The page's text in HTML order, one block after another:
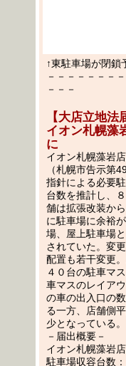
↑東駐車場が閉
－－－－－－－
－－－
【大店立地
イオン札幌藻
に
イオン札幌藻岩
（札幌市告示第
指針による必要
台数を推計し、
舗は拡張改装か
に駐車場に余裕
場、屋上駐車場
されていた。変
配置も若干変更
４０台の駐車マ
車マスのレイア
の車の出入口の
る一方、店舗側
少となっている。
－届出概要－
イオン札幌藻岩
駐車場収容台数